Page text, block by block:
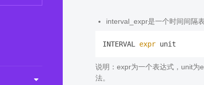
interval_expr是一个时间间隔
INTERVAL expr
说明：expr为一个表达式，unit为
法。